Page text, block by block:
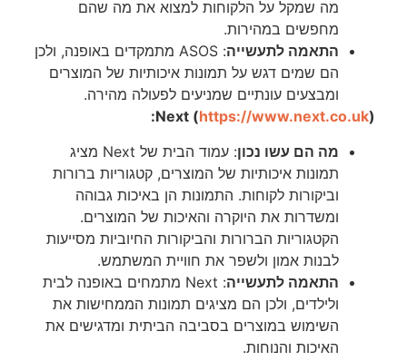
מה שמקל על הלקוחות למצוא את מה שהם
מחפשים במהירות.
התאמה לתעשייה
: ASOS מתמקדים באופנה, ולכן
הם שמים דגש על תמונות איכותיות של המוצרים
ומבצעים עונתיים שמניעים לפעולה מהירה.
Next (https://www.next.co.uk):
מה הם עשו נכון
: עמוד הבית של Next מציג
תמונות איכותיות של המוצרים, קטגוריות ברורות
וביקורות לקוחות. התמונות הן באיכות גבוהה
ומשדרות את היוקרה והאיכות של המוצרים.
הקטגוריות הברורות והביקורות החיוביות מסייעות
לבנות אמון ולשפר את חוויית המשתמש.
התאמה לתעשייה
: Next מתמחים באופנה לבית
ולילדים, ולכן הם מציגים תמונות הממחישות את
השימוש במוצרים בסביבה הביתית ומדגישים את
האיכות והנוחות.